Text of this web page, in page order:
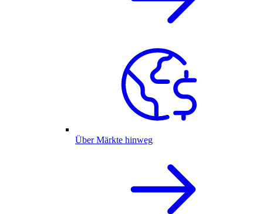
Über Märkte hinweg